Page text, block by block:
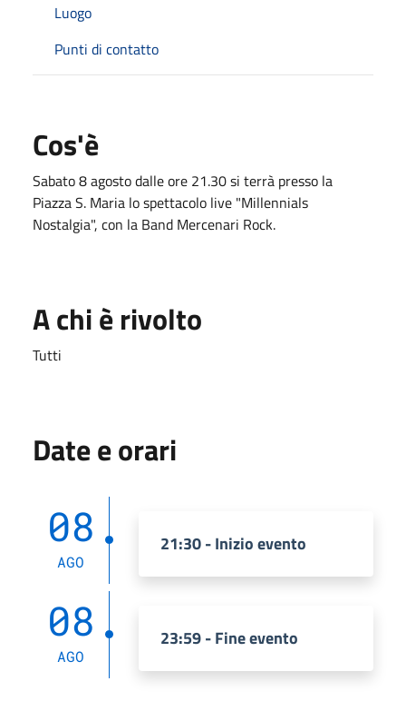
Luogo
Punti di contatto
Cos'è
Sabato 8 agosto dalle ore 21.30 si terrà presso la
Piazza S. Maria lo spettacolo live "Millennials
Nostalgia", con la Band Mercenari Rock.
A chi è rivolto
Tutti
Date e orari
08
AGO
21:30 - Inizio evento
08
AGO
23:59 - Fine evento